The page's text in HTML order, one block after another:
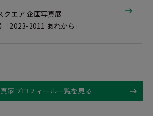
クエア 企画写真展
2023-2011 あれから」
家プロフィール一覧を見る